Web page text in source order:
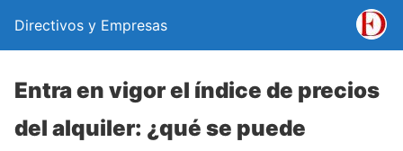
Directivos y Empresas
Entra en vigor el índice de precios
del alquiler: ¿qué se puede